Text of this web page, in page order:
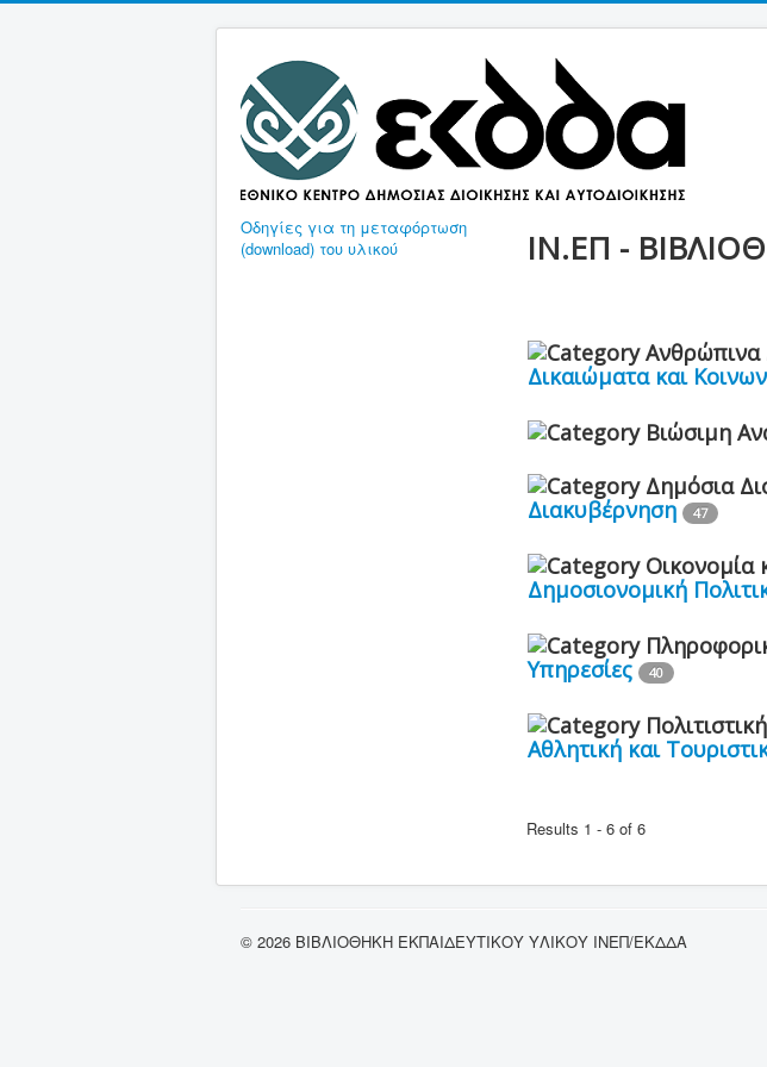
Οδηγίες για τη μεταφόρτωση
(download) του υλικού
ΙΝ.ΕΠ -
Δικαιώματα και
Διακυβέρνηση
47
Δημοσιονομική
Υπηρεσίες
40
Αθλητική και
Results 1 - 6 of 6
© 2026 ΒΙΒΛΙΟΘΗΚΗ ΕΚΠΑΙΔΕΥΤΙΚΟΥ ΥΛΙΚΟΥ ΙΝΕΠ/ΕΚΔΔΑ